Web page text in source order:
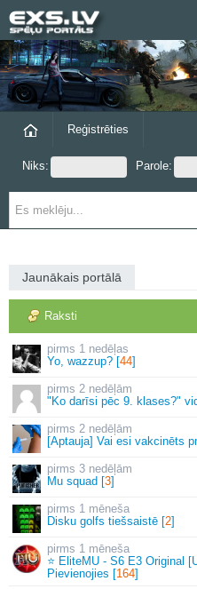
Reģistrēties
Niks: Parole:
Jaunākais portālā
Raksti
1 nedēļas
Yo, wazzup? [44]
2 nedēļām
"Ko darīsi pēc 9. klases?"
2 nedēļām
[Aptauja] Vai esi vakcinēts
3 nedēļām
Mu squad [3]
1 mēneša
Disku golfs tiešsaistē [2]
1 mēneša
⭐ EliteMU - S6 E3 Original
Pievienojies [164]